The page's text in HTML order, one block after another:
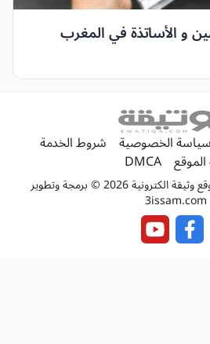
و الأساتذة في المغرب
سياسة الخصوصية شروط الخدمة
DMCA
2026 © برمجة وتطوير
3issam.com